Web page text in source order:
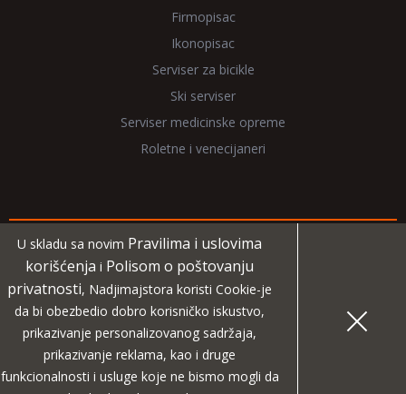
Firmopisac
Ikonopisac
Serviser za bicikle
Ski serviser
Serviser medicinske opreme
Roletne i venecijaneri
Copyright 2026 NadjiMajstora.rs
Informacije i grafički elementi su vlasništvo veb sajta
NadjiMajstora
Projekat digitalne agencije
Pravila i uslovi korišćenja|Polisa o poštovanju privatnosti
U skladu sa novim Pravilima i uslovima
korišćenja i Polisom o poštovanju
privatnosti, Nadjimajstora koristi Cookie-je
da bi obezbedio dobro korisničko iskustvo,
prikazivanje personalizovanog sadržaja,
prikazivanje reklama, kao i druge
funkcionalnosti i usluge koje ne bismo mogli da